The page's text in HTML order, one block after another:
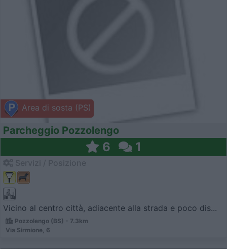
Area di sosta (PS)
Parcheggio Pozzolengo
6 1
Vicino al centro città, adiacente alla strada e poco dis...
Pozzolengo (BS) - 7.3km
Via Sirmione, 6